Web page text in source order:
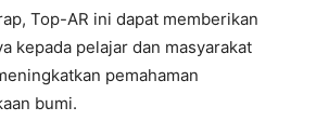
Top-AR ini dapat memberikan
kepada pelajar dan masyarakat
pemahaman
bumi.